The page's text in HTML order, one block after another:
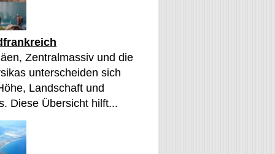
Zentralmassiv und die
unterscheiden sich
Landschaft und
Diese Übersicht hilft...